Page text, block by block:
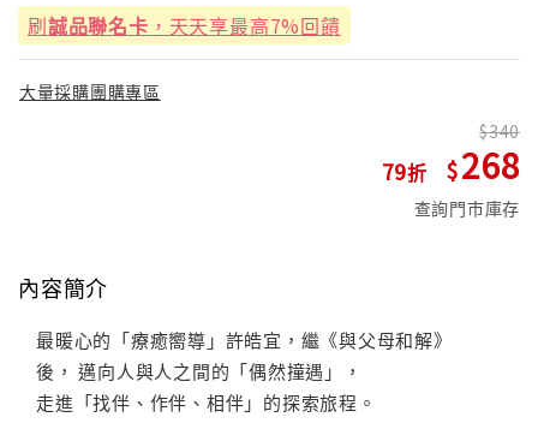
刷誠品聯名卡 ，天天享最高7%回饋
大量採購團購專區
79
340
268
查詢門市庫存
內容簡介
最暖心的「療癒嚮導」許皓宜，繼《與父母和解》
後， 邁向人與人之間的「偶然撞遇」，
走進「找伴、作伴、相伴」的探索旅程。